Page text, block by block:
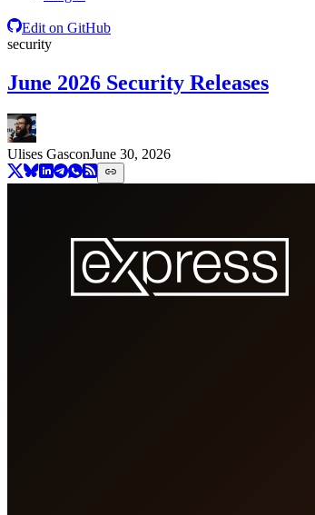
Edit on GitHub
security
June 2026 Security Releases
Ulises GasconJune 30, 2026